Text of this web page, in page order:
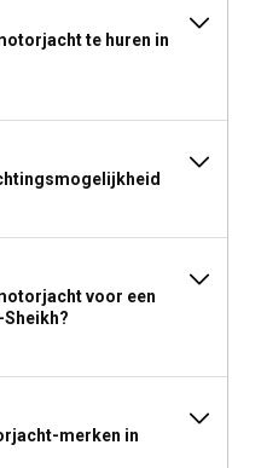
te huren in
voor een
merken in